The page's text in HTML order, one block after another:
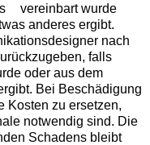
vereinbart wurde
anderes ergibt.
nach
falls
oder aus dem
Bei Beschädigung
Kosten zu ersetzen,
notwendig sind. Die
Schadens bleibt